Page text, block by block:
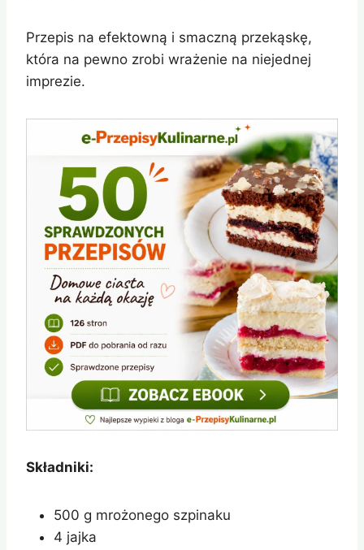
Przepis na efektowną i smaczną przekąskę,
która na pewno zrobi wrażenie na niejednej
imprezie.
Składniki:
500 g mrożonego szpinaku
4 jajka